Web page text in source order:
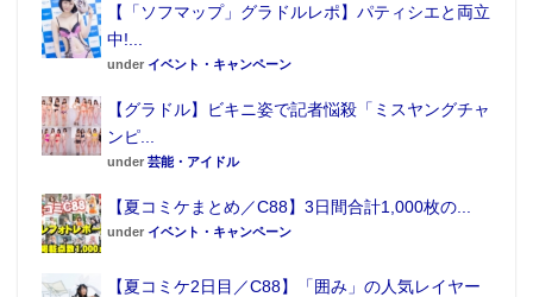
【「ソフマップ」グラドルレポ】パティシエと両立
中!...
under イベント・キャンペーン
【グラドル】ビキニ姿で記者悩殺「ミスヤングチャ
ンピ...
under 芸能・アイドル
【夏コミケまとめ／C88】3日間合計1,000枚の...
under イベント・キャンペーン
【夏コミケ2日目／C88】「囲み」の人気レイヤー